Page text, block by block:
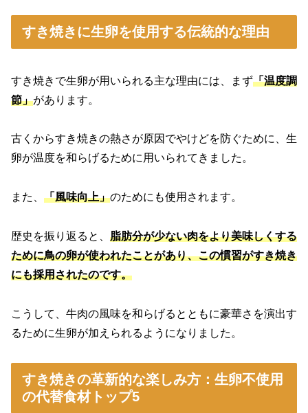
すき焼きに生卵を使用する伝統的な理由
すき焼きで生卵が用いられる主な理由には、まず「温度調
節」があります。
古くからすき焼きの熱さが原因でやけどを防ぐために、生
卵が温度を和らげるために用いられてきました。
また、 「風味向上」のためにも使用されます。
歴史を振り返ると、 脂肪分が少ない肉をより美味しくする
ために鳥の卵が使われたことがあり、この慣習がすき焼き
にも採用されたのです。
こうして、牛肉の風味を和らげるとともに豪華さを演出す
るために生卵が加えられるようになりました。
すき焼きの革新的な楽しみ方：生卵不使用
の代替食材トップ5